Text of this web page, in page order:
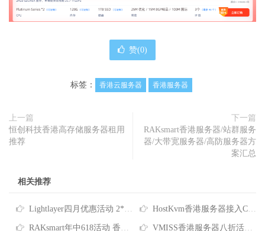
赞(0)
标签： 香港云服务器 香港服务器
上一篇
恒创科技香港高存储服务器租用
推荐
下一篇
RAKsmart香港服务器/站群服务
器/大带宽服务器/高防服务器方
案汇总
相关推荐
Lightlayer四月优惠活动 2*E5-2678V3香港服务器低至$165/月 HostKvm香港服务器接入CNIX网络 八折优惠每月$156起
RAKsmart年中618活动 香港服务器/站群服务器/大带宽服务器/高防服务器全场6.1折 VMISS香港服务器八折活动 32G内存960G硬盘仅需89.6加元/月